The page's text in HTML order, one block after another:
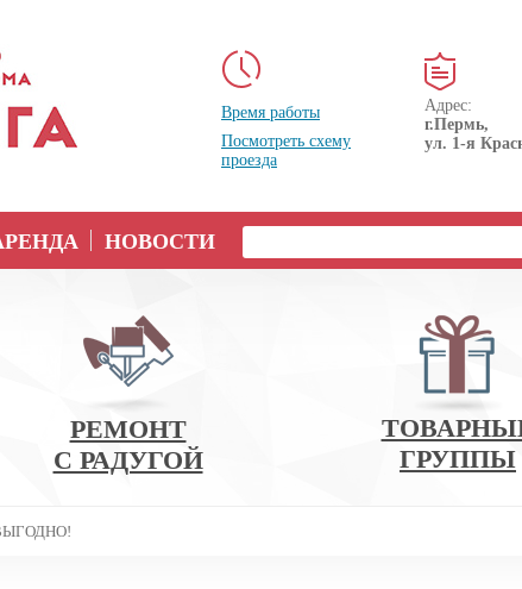
Время работы
Посмотреть схему
проезда
Адрес:
г.Пермь,
ул. 1-я
НОВОСТИ
РЕМОНТ
С РАДУГОЙ
ГРУППЫ